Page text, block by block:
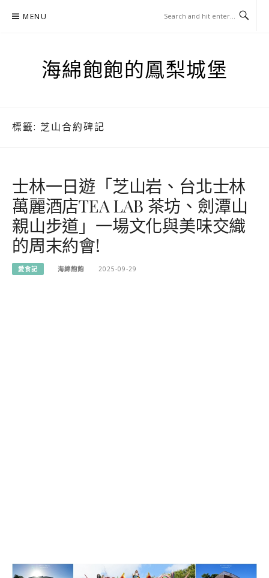
MENU
海綿飽飽的鳳梨城堡
標籤: 芝山合約碑記
士林一日遊「芝山岩、台北士林
萬麗酒店TEA LAB 茶坊、劍潭山
親山步道」一場文化與美味交織
的周末約會!
愛食記 海綿飽飽 2025-09-29